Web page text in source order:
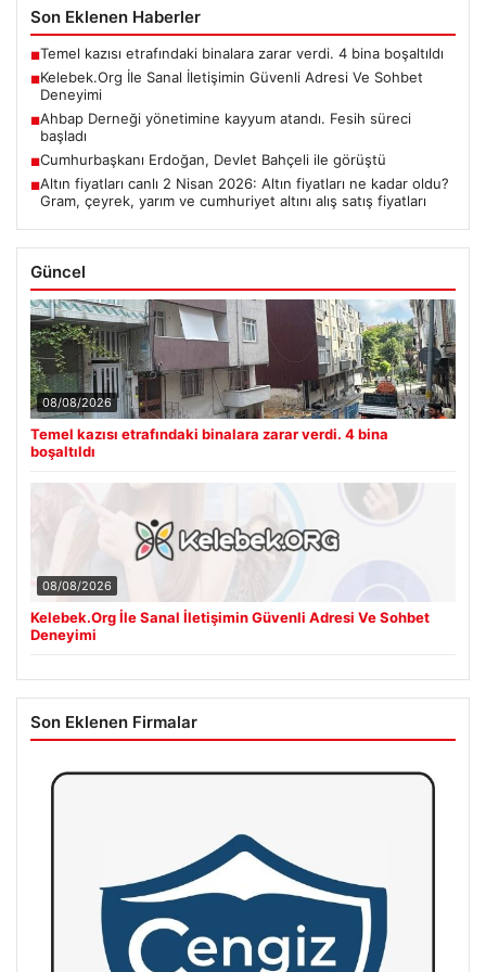
Son Eklenen Haberler
■Temel kazısı etrafındaki binalara zarar verdi. 4 bina boşaltıldı
■Kelebek.Org İle Sanal İletişimin Güvenli Adresi Ve Sohbet
Deneyimi
■Ahbap Derneği yönetimine kayyum atandı. Fesih süreci
başladı
■Cumhurbaşkanı Erdoğan, Devlet Bahçeli ile görüştü
■Altın fiyatları canlı 2 Nisan 2026: Altın fiyatları ne kadar oldu?
Gram, çeyrek, yarım ve cumhuriyet altını alış satış fiyatları
Güncel
08/08/2026
Temel kazısı etrafındaki binalara zarar verdi. 4 bina
boşaltıldı
08/08/2026
Kelebek.Org İle Sanal İletişimin Güvenli Adresi Ve Sohbet
Deneyimi
Son Eklenen Firmalar